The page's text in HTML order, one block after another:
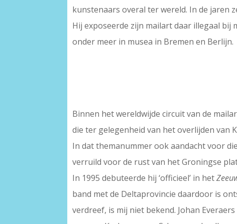
kunstenaars overal ter wereld. In de jaren
Hij exposeerde zijn mailart daar illegaal bij
onder meer in musea in Bremen en Berlijn.
Binnen het wereldwijde circuit van de
die ter gelegenheid van het overlijden van
In dat themanummer ook aandacht voor
verruild voor de rust van het Groningse
In 1995 debuteerde hij ‘officieel’ in het
band met de Deltaprovincie daardoor is
verdreef, is mij niet bekend. Johan